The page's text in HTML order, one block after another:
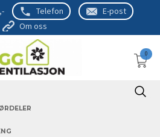
Telefon
E-post
Om oss
0